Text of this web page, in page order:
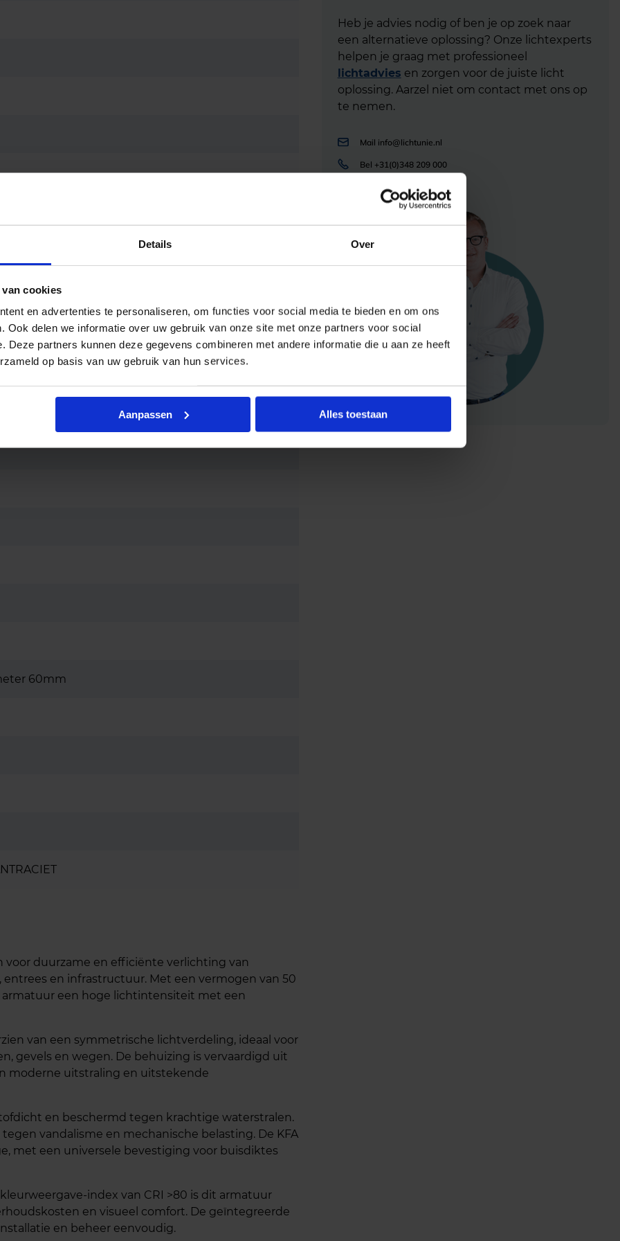
Details Over
cookies
en advertenties te personaliseren, om functies voor social media te bieden en om ons
Ook delen we informatie over uw gebruik van onze site met onze partners voor social
Deze partners kunnen deze gegevens combineren met andere informatie die u aan ze heeft
op basis van uw gebruik van hun services.
Aanpassen Alles toestaan
60mm
voor duurzame en efficiënte verlichting van
en infrastructuur. Met een vermogen van 50
een hoge lichtintensiteit met een
van een symmetrische lichtverdeling, ideaal voor
gevels en wegen. De behuizing is vervaardigd uit
moderne uitstraling en uitstekende
en beschermd tegen krachtige waterstralen.
vandalisme en mechanische belasting. De KFA
met een universele bevestiging voor buisdiktes
index van CRI >80 is dit armatuur
en visueel comfort. De geïntegreerde
en beheer eenvoudig.
Heb je advies nodig of ben je op zoek naar
een alternatieve oplossing? Onze lichtexperts
helpen je graag met professioneel
lichtadvies en zorgen voor de juiste licht
oplossing. Aarzel niet om contact met ons op
te nemen.
Mail info@lichtunie.nl
Bel +31(0)348 209 000
0348 – 20 90 00